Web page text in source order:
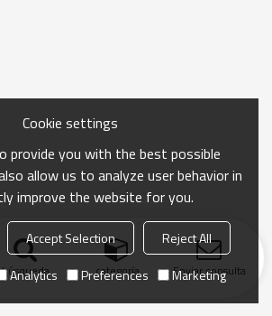
búsqueda categoría Enviar consulta
Cookie settings
provide you with the best possible
allow us to analyze user behavior in
improve the website for you.
Accept Selection
Reject All
Analytics Preferences Marketing